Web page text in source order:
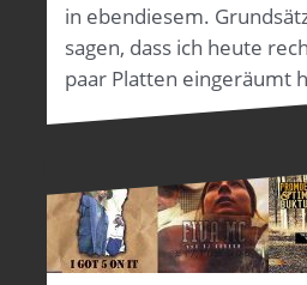
in ebendiesem.
sagen, dass ich heute
paar Platten eingeräumt